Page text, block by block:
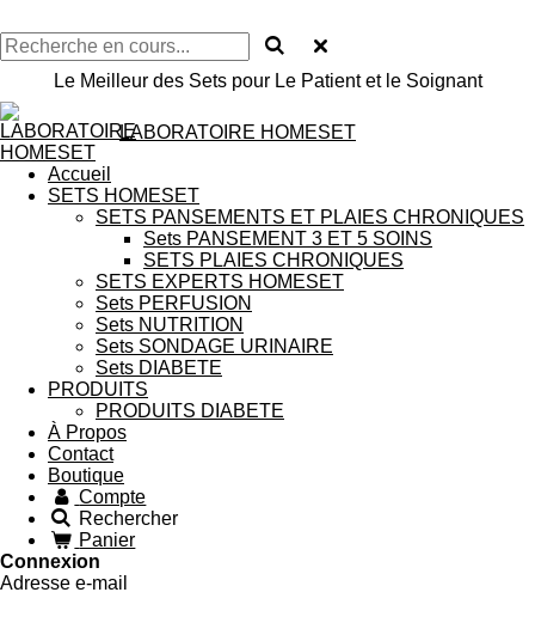
Le Meilleur des Sets pour Le Patient et le Soignant
LABORATOIRE HOMESET
Accueil
SETS HOMESET
SETS PANSEMENTS ET PLAIES CHRONIQUES
Sets PANSEMENT 3 ET 5 SOINS
SETS PLAIES CHRONIQUES
SETS EXPERTS HOMESET
Sets PERFUSION
Sets NUTRITION
Sets SONDAGE URINAIRE
Sets DIABETE
PRODUITS
PRODUITS DIABETE
À Propos
Contact
Boutique
Compte
Rechercher
Panier
Connexion
Adresse e-mail